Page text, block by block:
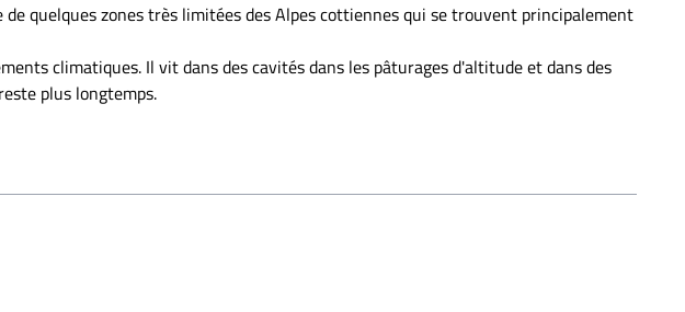
quelques zones très limitées des Alpes cottiennes qui se trouvent principalement
climatiques. Il vit dans des cavités dans les pâturages d'altitude et dans des
plus longtemps.